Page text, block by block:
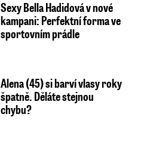
Sexy Bella Hadidová v nové
kampani: Perfektní forma ve
sportovním prádle
Alena (45) si barví vlasy roky
špatně. Děláte stejnou
chybu?